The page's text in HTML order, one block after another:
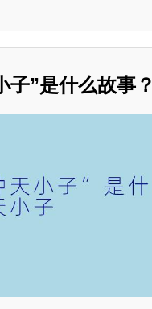
子”是什么故事？